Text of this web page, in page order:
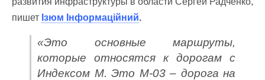
пишет Ізюм Інформаційний.
«Это основные маршруты,
которые относятся к дорогам с
Индексом М. Это М-03 – дорога на